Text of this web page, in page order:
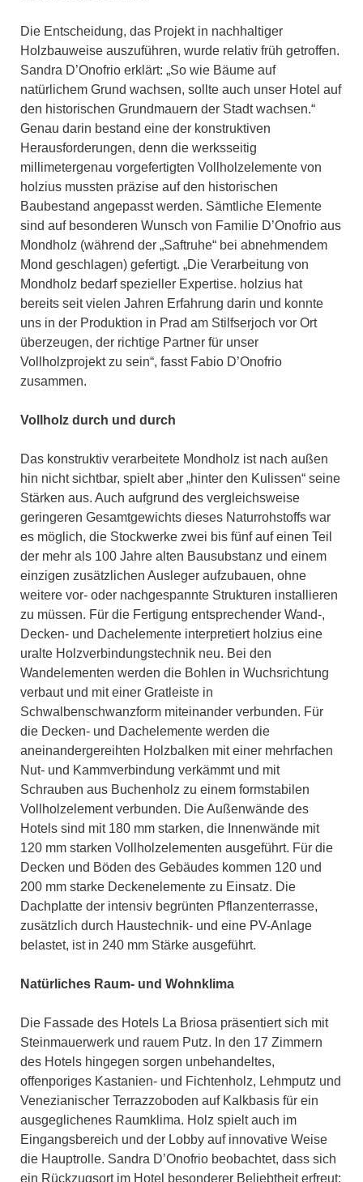
Die Entscheidung, das Projekt in nachhaltiger
Holzbauweise auszuführen, wurde relativ früh getroffen.
Sandra D’Onofrio erklärt: „So wie Bäume auf
natürlichem Grund wachsen, sollte auch unser Hotel auf
den historischen Grundmauern der Stadt wachsen.“
Genau darin bestand eine der konstruktiven
Herausforderungen, denn die werksseitig
millimetergenau vorgefertigten Vollholzelemente von
holzius mussten präzise auf den historischen
Baubestand angepasst werden. Sämtliche Elemente
sind auf besonderen Wunsch von Familie D’Onofrio aus
Mondholz (während der „Saftruhe“ bei abnehmendem
Mond geschlagen) gefertigt. „Die Verarbeitung von
Mondholz bedarf spezieller Expertise. holzius hat
bereits seit vielen Jahren Erfahrung darin und konnte
uns in der Produktion in Prad am Stilfserjoch vor Ort
überzeugen, der richtige Partner für unser
Vollholzprojekt zu sein“, fasst Fabio D’Onofrio
zusammen.
Vollholz durch und durch
Das konstruktiv verarbeitete Mondholz ist nach außen
hin nicht sichtbar, spielt aber „hinter den Kulissen“ seine
Stärken aus. Auch aufgrund des vergleichsweise
geringeren Gesamtgewichts dieses Naturrohstoffs war
es möglich, die Stockwerke zwei bis fünf auf einen Teil
der mehr als 100 Jahre alten Bausubstanz und einem
einzigen zusätzlichen Ausleger aufzubauen, ohne
weitere vor- oder nachgespannte Strukturen installieren
zu müssen. Für die Fertigung entsprechender Wand-,
Decken- und Dachelemente interpretiert holzius eine
uralte Holzverbindungstechnik neu. Bei den
Wandelementen werden die Bohlen in Wuchsrichtung
verbaut und mit einer Gratleiste in
Schwalbenschwanzform miteinander verbunden. Für
die Decken- und Dachelemente werden die
aneinandergereihten Holzbalken mit einer mehrfachen
Nut- und Kammverbindung verkämmt und mit
Schrauben aus Buchenholz zu einem formstabilen
Vollholzelement verbunden. Die Außenwände des
Hotels sind mit 180 mm starken, die Innenwände mit
120 mm starken Vollholzelementen ausgeführt. Für die
Decken und Böden des Gebäudes kommen 120 und
200 mm starke Deckenelemente zu Einsatz. Die
Dachplatte der intensiv begrünten Pflanzenterrasse,
zusätzlich durch Haustechnik- und eine PV-Anlage
belastet, ist in 240 mm Stärke ausgeführt.
Natürliches Raum- und Wohnklima
Die Fassade des Hotels La Briosa präsentiert sich mit
Steinmauerwerk und rauem Putz. In den 17 Zimmern
des Hotels hingegen sorgen unbehandeltes,
offenporiges Kastanien- und Fichtenholz, Lehmputz und
Venezianischer Terrazzoboden auf Kalkbasis für ein
ausgeglichenes Raumklima. Holz spielt auch im
Eingangsbereich und der Lobby auf innovative Weise
die Hauptrolle. Sandra D’Onofrio beobachtet, dass sich
ein Rückzugsort im Hotel besonderer Beliebtheit erfreut: